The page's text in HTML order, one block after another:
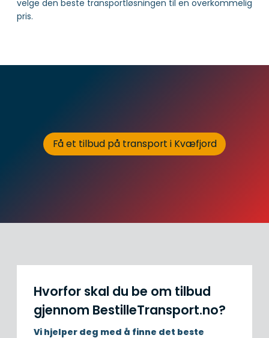
velge den beste transportløsningen til en overkommelig
pris.
Få et tilbud på transport i Kvæfjord
Hvorfor skal du be om tilbud
gjennom BestilleTransport.no?
Vi hjelper deg med å finne det beste